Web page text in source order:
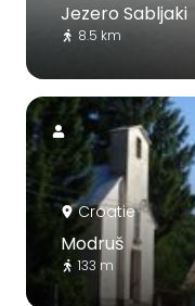
Jezero Sabljaki
8.5 km
Croatie
Modruš
133 m